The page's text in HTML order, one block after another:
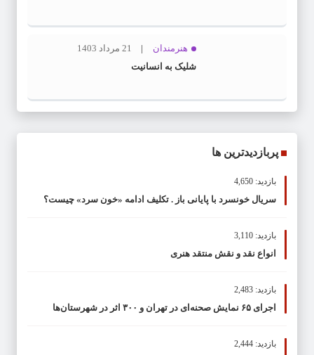
هنرمندان
21 مرداد 1403
شلیک به انسانیت
پربازدیدترین ها
بازدید: 4,650
سریال خونسرد با پایانی باز . تکلیف ادامه «خون سرد» چیست؟
بازدید: 3,110
انواع نقد و نقش منتقد هنری
بازدید: 2,483
اجرای ۶۵ نمایش صحنه‌ای در تهران و ۳۰۰ اثر در شهرستان‌ها
بازدید: 2,444